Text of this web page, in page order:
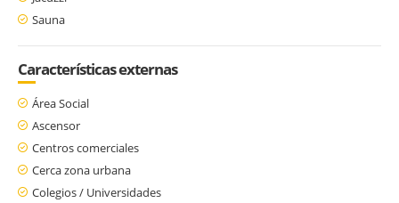
Sauna
Características externas
Área Social
Ascensor
Centros comerciales
Cerca zona urbana
Colegios / Universidades